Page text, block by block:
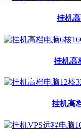
挂机
挂机高
挂机高